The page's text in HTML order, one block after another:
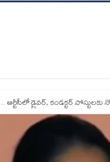
ఆర్టీసీలో డ్రైవర్, కండక్టర్‌